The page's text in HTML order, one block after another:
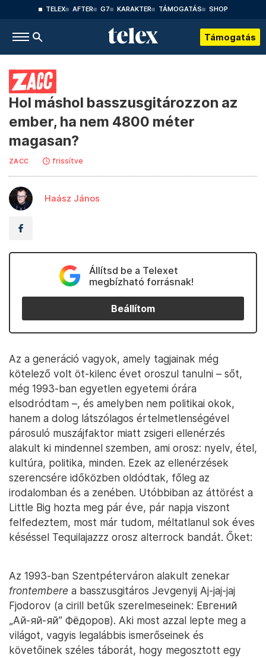
TELEX AFTER G7 KARAKTER TÁMOGATÁS SHOP
Támogatás
Hol máshol basszusgitározzon az
ember, ha nem 4800 méter
magasan?
ZACC frissítve
Haász János
Állítsd be a Telexet
megbízható forrásnak!
Beállítom
Az a generáció vagyok, amely tagjainak még
kötelező volt öt-kilenc évet oroszul tanulni – sőt,
még 1993-ban egyetlen egyetemi órára
elsodródtam –, és amelyben nem politikai okok,
hanem a dolog látszólagos értelmetlenségével
párosuló muszájfaktor miatt zsigeri ellenérzés
alakult ki mindennel szemben, ami orosz: nyelv, étel,
kultúra, politika, minden. Ezek az ellenérzések
szerencsére időközben oldódtak, főleg az
irodalomban és a zenében. Utóbbiban az áttörést a
Little Big hozta meg pár éve, pár napja viszont
felfedeztem, most már tudom, méltatlanul sok éves
késéssel Tequilajazzz orosz alterrock bandát. Őket:
Az 1993-ban Szentpéterváron alakult zenekar
frontembere a basszusgitáros Jevgenyij Aj-jaj-jaj
Fjodorov (a cirill betűk szerelmeseinek: Евгений
„Ай-яй-яй” Фёдоров). Aki most azzal lepte meg a
világot, vagyis legalábbis ismerőseinek és
követőinek széles táborát, hogy megosztott egy